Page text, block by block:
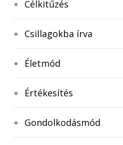
Célkitűzés
Csillagokba írva
Életmód
Értékesítés
Gondolkodásmód